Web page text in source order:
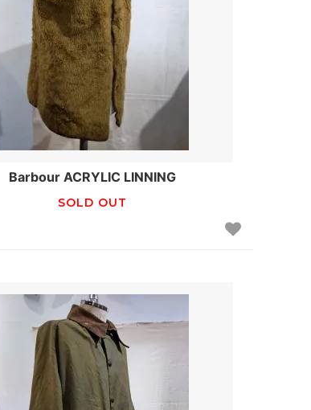
Barbour ACRYLIC LINNING
SOLD OUT